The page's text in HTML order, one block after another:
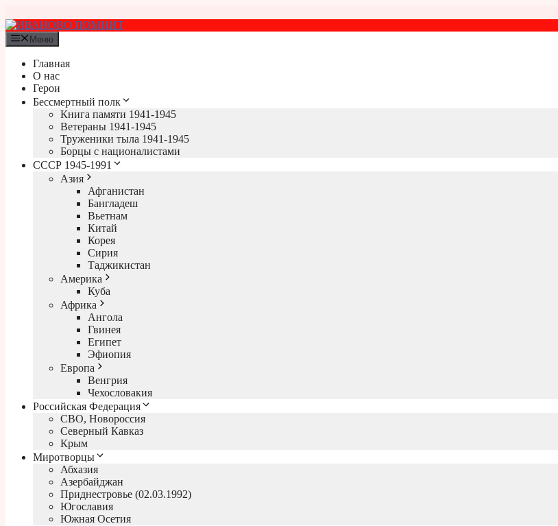
к
содержимому
Меню
Главная
О нас
Герои
Бессмертный полк
Книга памяти 1941-1945
Ветераны 1941-1945
Труженики тыла 1941-1945
Борцы с националистами
СССР 1945-1991
Азия
Афганистан
Бангладеш
Вьетнам
Китай
Корея
Сирия
Таджикистан
Америка
Куба
Африка
Ангола
Гвинея
Египет
Эфиопия
Европа
Венгрия
Чехословакия
Российская Федерация
СВО, Новороссия
Северный Кавказ
Крым
Миротворцы
Абхазия
Азербайджан
Приднестровье (02.03.1992)
Югославия
Южная Осетия